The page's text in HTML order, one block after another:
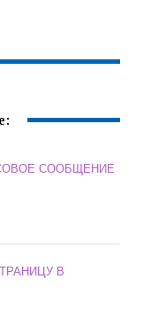
СООБЩЕНИЕ
В